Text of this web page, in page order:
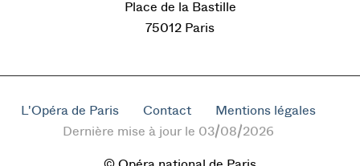
Place de la Bastille
75012 Paris
L'Opéra de Paris Contact
Mentions légales
Dernière mise à jour le 03/08/2026